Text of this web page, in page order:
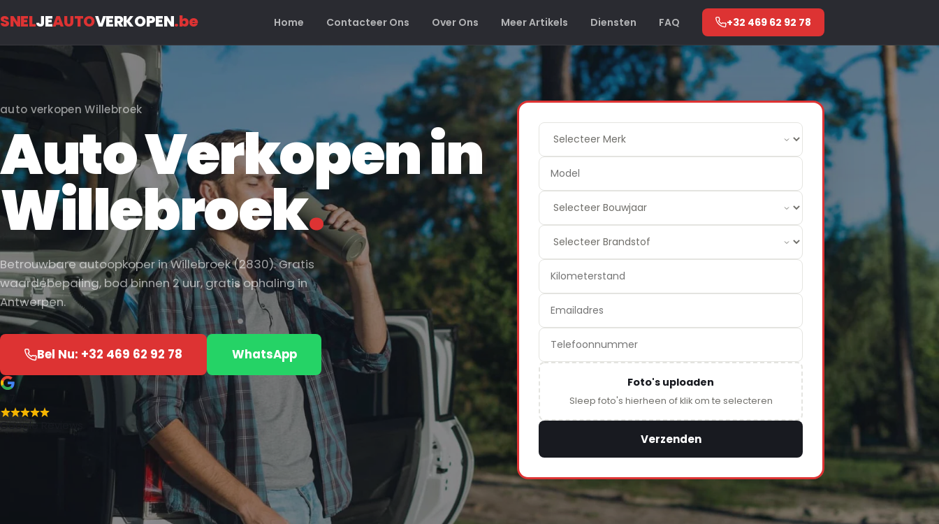
SNELJEAUTOVERKOPEN.be Home Contacteer Ons Over Ons Meer Artikels Diensten FAQ +32 469 62 92 78
auto verkopen Willebroek
Auto Verkopen in
Willebroek.
Betrouwbare autoopkoper in Willebroek (2830). Gratis
waardebepaling, bod binnen 2 uur, gratis ophaling in
Antwerpen.
Bel Nu: +32 469 62 92 78 WhatsApp
Google Reviews
Foto's uploaden
Sleep foto's hierheen of klik om te selecteren
Verzenden